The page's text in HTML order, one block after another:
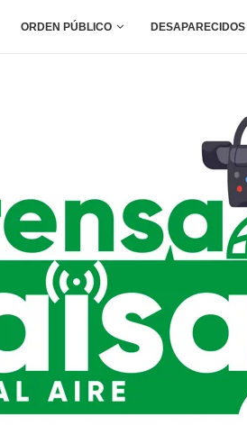
ORDEN PÚBLICO DESAPARECIDOS